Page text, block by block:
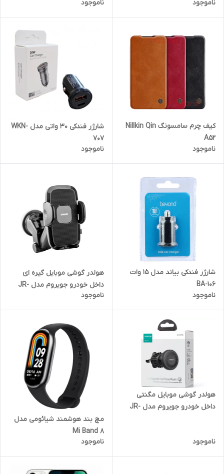
ناموجود
ناموجود
کیف چرم سامسونگ Nillkin Qin
A52
ناموجود
شارژر فندکی 30 واتی مدل WKN-
707
ناموجود
شارژر فندکی بیاند مدل 15 وات
BA-106
ناموجود
هولدر گوشی موبایل گیره ای
داخل خودرو جویروم مدل JR-
ZS259
ناموجود
هولدر گوشی موبایل مگنتی
داخل خودرو جویروم مدل JR-
ناموجود
مچ بند هوشمند شیائومی مدل
Mi Band 8
ناموجود